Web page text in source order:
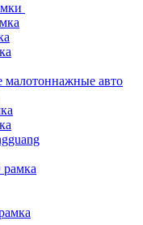
малотоннажные авто